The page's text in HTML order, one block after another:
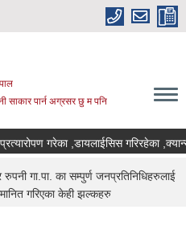
साकार पार्न अग्रसर छु म पनि
गरेका ,डायलाईसिस गरिरहेका
गा.पा. का सम्पुर्ण जनप्रतिनिधिहरुलाई
गरिएका केही झल्कहरु